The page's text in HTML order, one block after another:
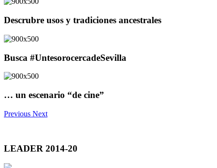
Descrubre usos y tradiciones ancestrales
Busca #UntesorocercadeSevilla
… un escenario “de cine”
Previous Next
LEADER 2014-20